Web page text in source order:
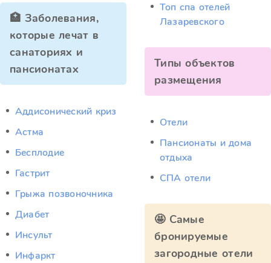
🏥 Заболевания,
которые лечат в
санаториях и
пансионатах
Аддисонический криз
Астма
Бесплодие
Гастрит
Грыжа позвоночника
Диабет
Инсульт
Инфаркт
Топ спа отелей
Лазаревского
Типы объектов
размещения
Отели
Пансионаты и дома
отдыха
СПА отели
🤩 Самые
бронируемые
загородные отели